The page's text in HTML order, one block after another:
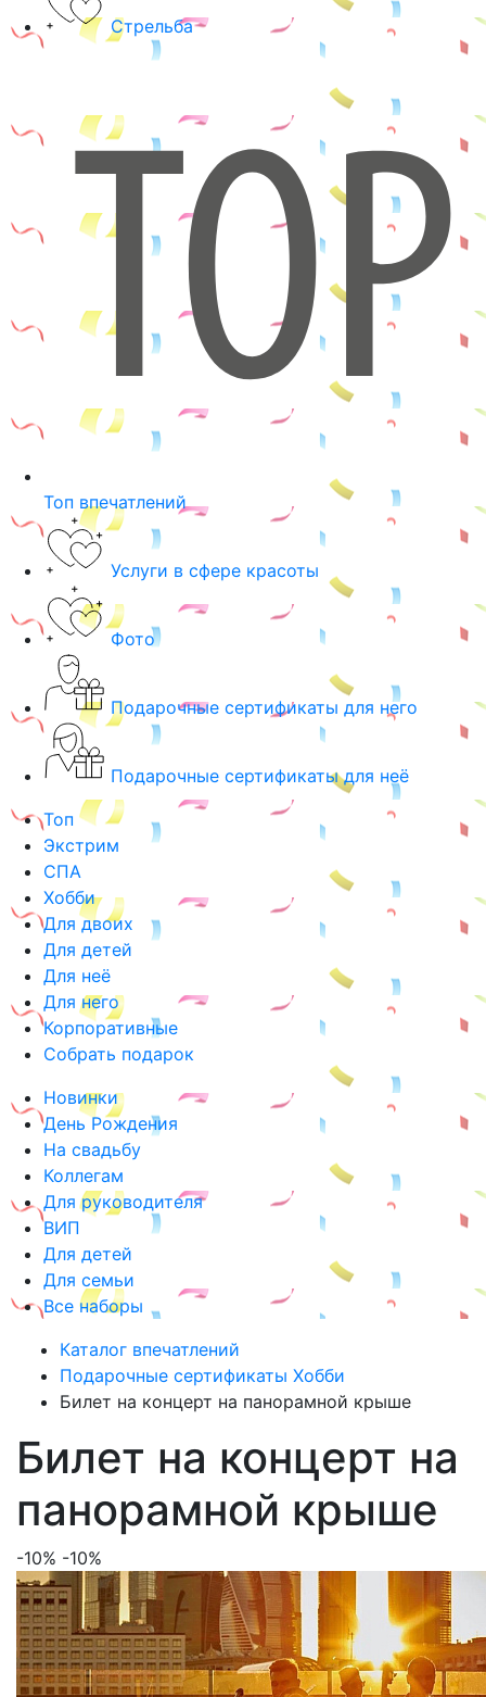
Стрельба
Топ впечатлений
Услуги в сфере красоты
Фото
Подарочные сертификаты для него
Подарочные сертификаты для неё
Топ
Экстрим
СПА
Хобби
Для двоих
Для детей
Для неё
Для него
Корпоративные
Собрать подарок
Новинки
День Рождения
На свадьбу
Коллегам
Для руководителя
ВИП
Для детей
Для семьи
Все наборы
Каталог впечатлений
Подарочные сертификаты Хобби
Билет на концерт на панорамной крыше
Билет на концерт на
панорамной крыше
-10% -10%